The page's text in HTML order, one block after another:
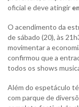
oficial e deve atingir
O acendimento da
de sábado (20), às
movimentar a
confirmou que a
todos os shows
Além do espetáculo
com parque de